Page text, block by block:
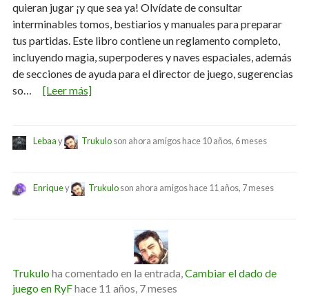
quieran jugar ¡y que sea ya! Olvídate de consultar
interminables tomos, bestiarios y manuales para preparar
tus partidas. Este libro contiene un reglamento completo,
incluyendo magia, superpoderes y naves espaciales, además
de secciones de ayuda para el director de juego, sugerencias
so…
[Leer más]
Lebaay Trukuloson ahora amigoshace 10 años, 6 meses
Enriquey Trukuloson ahora amigoshace 11 años, 7 meses
Trukuloha comentado en la entrada, Cambiar el dado de
juego en RyFhace 11 años, 7 meses